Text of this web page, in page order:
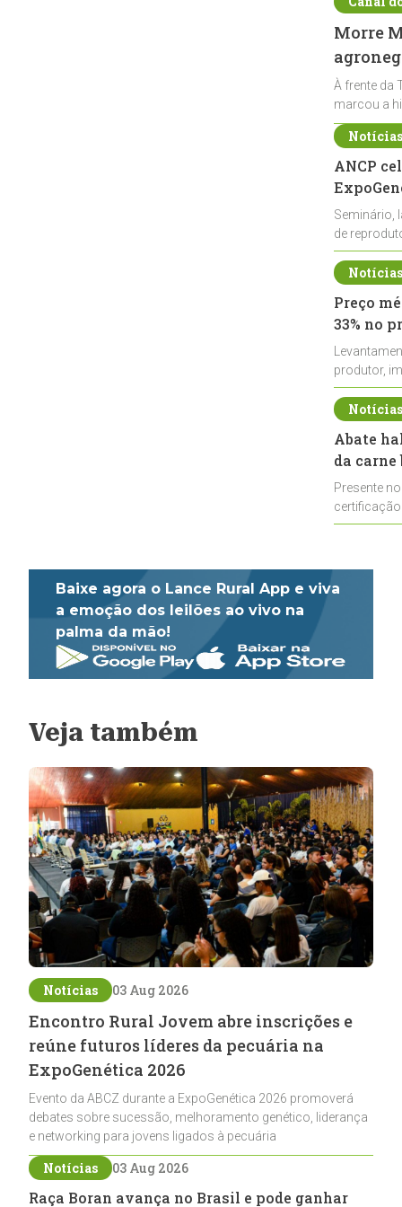
Morre
À frente da
marcou a
ANCP
Seminário,
de
durante a
Preço
33% no
produtor,
de leite cru
Abate
da
Presente
Baixe agora o Lance Rural App e viva
a emoção dos leilões ao vivo na
palma da mão!
Veja também
Notícias 03 Aug 2026
Encontro Rural Jovem abre inscrições e
reúne futuros líderes da pecuária na
ExpoGenética 2026
Evento da ABCZ durante a ExpoGenética 2026 promoverá
debates sobre sucessão, melhoramento genético, liderança
e networking para jovens ligados à pecuária
Notícias 03 Aug 2026
Raça Boran avança no Brasil e pode ganhar